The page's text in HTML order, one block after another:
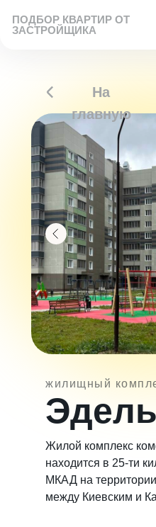
ПОДБОР КВАРТИР ОТ
ЗАСТРОЙЩИКА
На
главную
Жилой комплекс
находится в 25-ти
МКАД на
между Киевским и
жилищный